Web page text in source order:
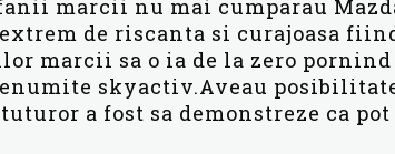
marcii nu mai cumparau
de riscanta si curajoasa
marcii sa o ia de la zero
skyactiv.Aveau
a fost sa demonstreze ca